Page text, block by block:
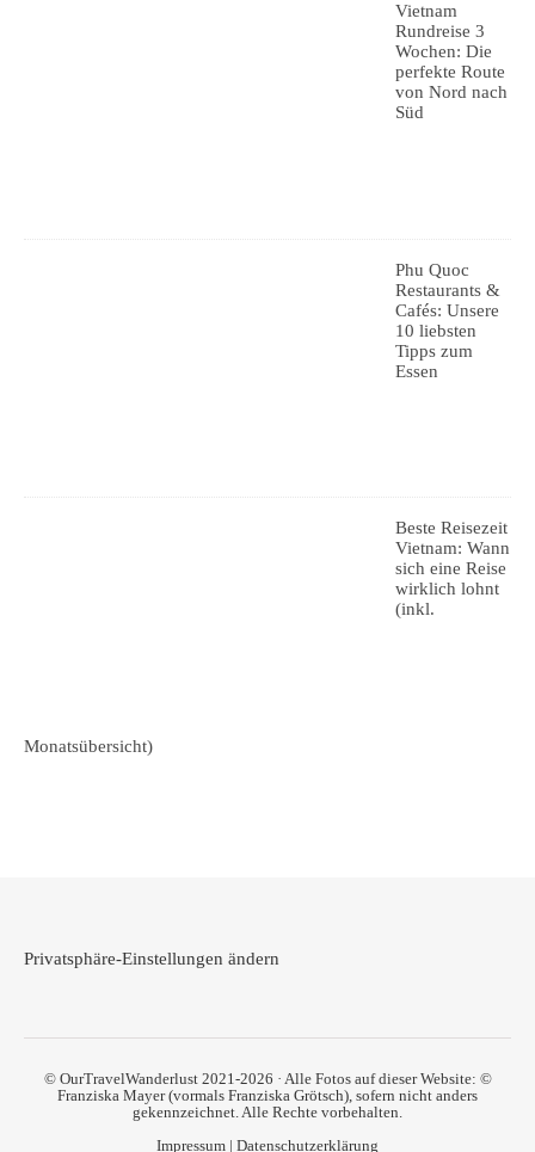
Vietnam
Rundreise 3
Wochen: Die
perfekte Route
von Nord nach
Süd
Phu Quoc
Restaurants &
Cafés: Unsere
10 liebsten
Tipps zum
Essen
Beste Reisezeit
Vietnam: Wann
sich eine Reise
wirklich lohnt
(inkl.
Monatsübersicht)
Privatsphäre-Einstellungen ändern
© OurTravelWanderlust 2021-2026 · Alle Fotos auf dieser Website: ©
Franziska Mayer (vormals Franziska Grötsch), sofern nicht anders
gekennzeichnet. Alle Rechte vorbehalten.
Impressum | Datenschutzerklärung